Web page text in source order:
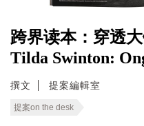
跨界读本：穿透
Tilda Swinton:
撰文 提案編輯室
提案on the desk